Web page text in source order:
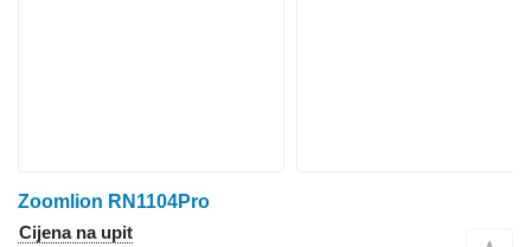
Zoomlion RN1104Pro
Cijena na upit